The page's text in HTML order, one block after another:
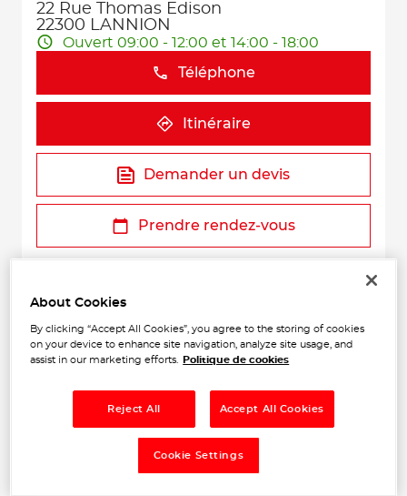
22 Rue Thomas Edison
22300 LANNION
Ouvert 09:00 - 12:00 et 14:00 - 18:00
Téléphone
Itinéraire
Demander un devis
Prendre rendez-vous
About Cookies
By clicking “Accept All Cookies”, you agree to the storing of cookies
on your device to enhance site navigation, analyze site usage, and
assist in our marketing efforts.
Politique de cookies
Reject All Accept All Cookies
Cookie Settings